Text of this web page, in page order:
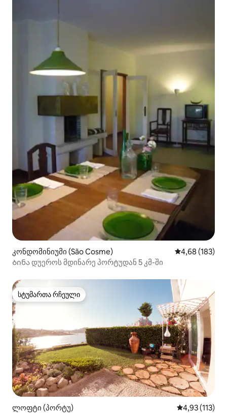
კონდომინიუმი (São Cosme) საშუალო
4,68 (183)
Ბინა დუეროს მდინარე პორტუდან 5 კმ-ში
სტუმართა რჩეული
სტუმართა რჩეული
ლოფტი (პორტუ) საშუალო
4,93 (113)